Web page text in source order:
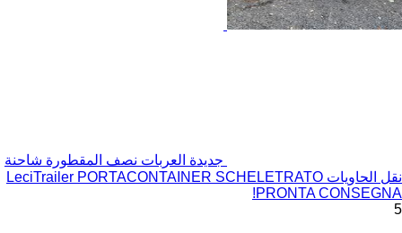
جديدة العربات نصف المقطورة شاحنة
نقل الحاويات LeciTrailer PORTACONTAINER SCHELETRATO
PRONTA CONSEGNA!
5